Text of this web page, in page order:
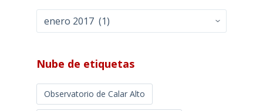
mensuales
Nube de etiquetas
Observatorio de Calar Alto